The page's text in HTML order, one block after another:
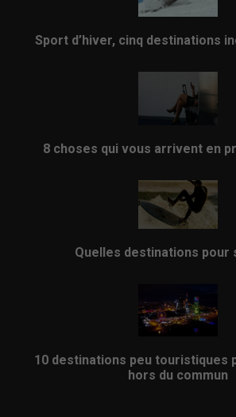
Sport d’hiver, cinq destinations
8 choses qui vous arrivent en
Quelles destinations pour
10 destinations peu touristiques
hors du commun